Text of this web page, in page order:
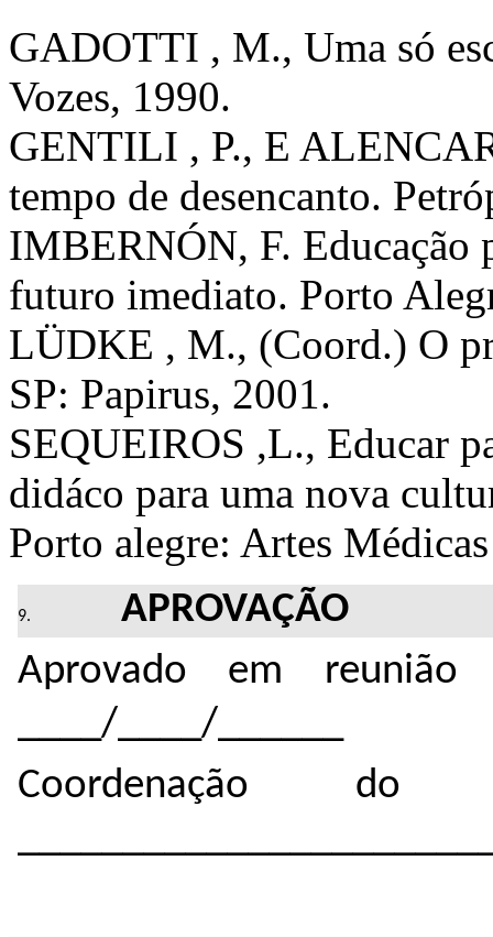
GADOTTI , M., Uma só
Vozes, 1990.
GENTILI , P., E
tempo de desencanto.
IMBERNÓN, F. Educação
futuro imediato. Porto
LÜDKE , M., (Coord.) O
SP: Papirus, 2001.
SEQUEIROS ,L., Educar
didáco para uma nova
Porto alegre: Artes
APROVAÇÃO
Aprovado em reunião
____/____/______
Coordenação do